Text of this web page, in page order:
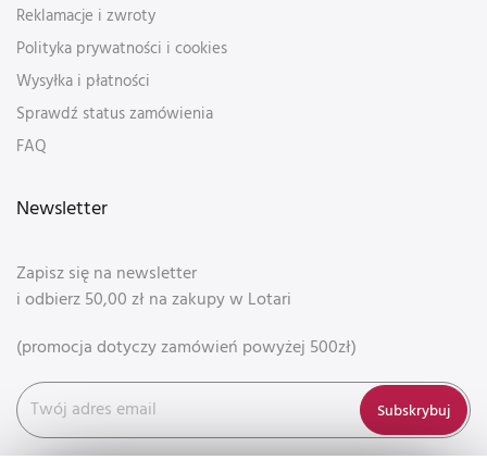
Reklamacje i zwroty
Polityka prywatności i cookies
Wysyłka i płatności
Sprawdź status zamówienia
FAQ
Newsletter
Zapisz się na newsletter
i odbierz 50,00 zł na zakupy w Lotari
(promocja dotyczy zamówień powyżej 500zł)
Subskrybuj